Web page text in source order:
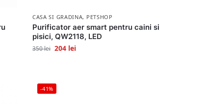
CASA SI GRADINA, PETSHOP
Purificator aer smart pentru caini si
pisici, QW2118, LED
350lei 204 lei
-41%